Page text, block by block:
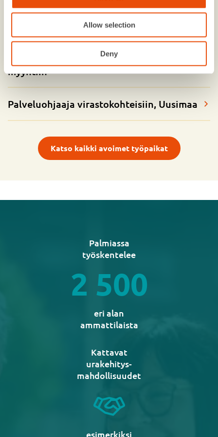
Allow selection
Deny
Järjestyksenvalvojia (PRJV) VR:n
lähijunaliikenteeseen HSL-alueelle
Palvelusuunnittelija siivouspalveluiden
myyntiin
Palveluohjaaja virastokohteisiin, Uusimaa
Katso kaikki avoimet työpaikat
Palmiassa
työskentelee
2 500
eri alan
ammattilaista
Kattavat
urakehitys-
mahdollisuudet
esimerkiksi